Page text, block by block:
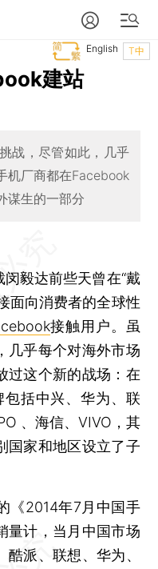
T中
English
建站
战，尽管如此，几乎
机厂商都在Facebook
谋生的一部分
毅达前些天曾在“戴
面向消费者的全球性
接触用户。虽
几乎每个对海外市场
过这个新的战场：在
括中兴、华为、联
、海信、VIVO，其
国家和地区设立了子
2014年7月中国手
量计，当月中国市场
派、联想、华为、